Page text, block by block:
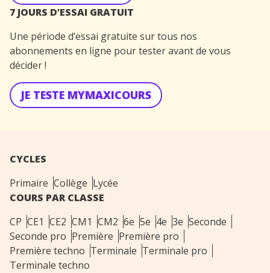
7 JOURS D’ESSAI GRATUIT
Une période d’essai gratuite sur tous nos
abonnements en ligne pour tester avant de vous
décider !
JE TESTE MYMAXICOURS
CYCLES
Primaire Collège Lycée
COURS PAR CLASSE
CP CE1 CE2 CM1 CM2 6e 5e 4e 3e Seconde
Seconde pro Première Première pro
Première techno Terminale Terminale pro
Terminale techno